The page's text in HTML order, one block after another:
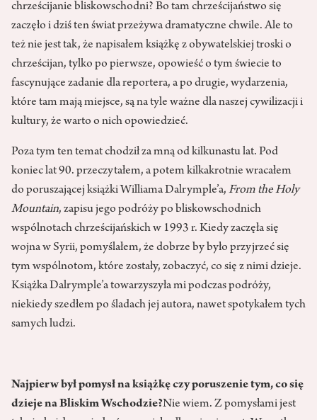
chrześcijanie bliskowschodni? Bo tam chrześcijaństwo się
zaczęło i dziś ten świat przeżywa dramatyczne chwile. Ale to
też nie jest tak, że napisałem książkę z obywatelskiej troski o
chrześcijan, tylko po pierwsze, opowieść o tym świecie to
fascynujące zadanie dla reportera, a po drugie, wydarzenia,
które tam mają miejsce, są na tyle ważne dla naszej cywilizacji i
kultury, że warto o nich opowiedzieć.
Poza tym ten temat chodził za mną od kilkunastu lat. Pod
koniec lat 90. przeczytałem, a potem kilkakrotnie wracałem
do poruszającej książki Williama Dalrymple’a, From the Holy
Mountain, zapisu jego podróży po bliskowschodnich
wspólnotach chrześcijańskich w 1993 r. Kiedy zaczęła się
wojna w Syrii, pomyślałem, że dobrze by było przyjrzeć się
tym wspólnotom, które zostały, zobaczyć, co się z nimi dzieje.
Książka Dalrymple’a towarzyszyła mi podczas podróży,
niekiedy szedłem po śladach jej autora, nawet spotykałem tych
samych ludzi.
Najpierw był pomysł na książkę czy poruszenie tym, co się
dzieje na Bliskim Wschodzie?Nie wiem. Z pomysłami jest